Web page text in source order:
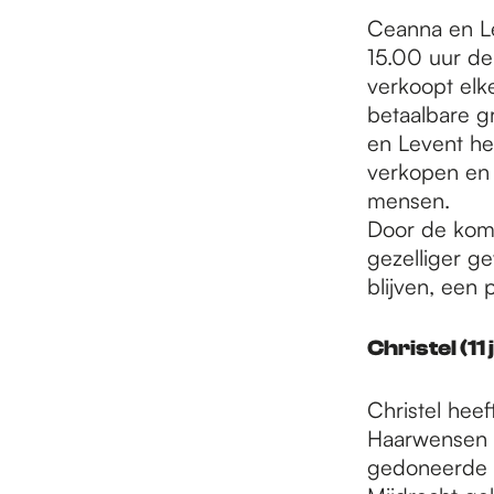
Ceanna en
15.00 uur
verkoopt
betaalbare
en Levent
verkopen
mensen.
Door de
gezelliger
blijven, een
Christel (11
Christel
gedoneerde